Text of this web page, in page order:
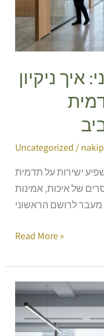
ניקיון
Uncategorized/
ישירות על תדמית
של איכות, אמינות
המשרד
מעצב
את
המותג
Read More »
Untitled